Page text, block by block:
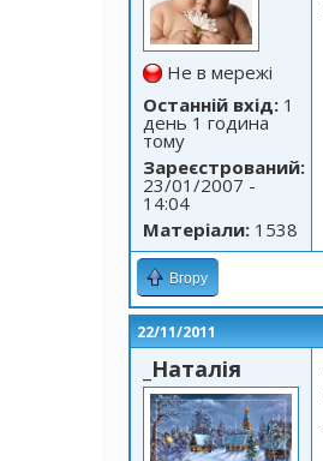
Не в мережі
Останній вхід: 1
день 1 година
тому
Зареєстрований:
23/01/2007 -
14:04
Матеріали: 1538
Вгору
22/11/2011
_Наталія